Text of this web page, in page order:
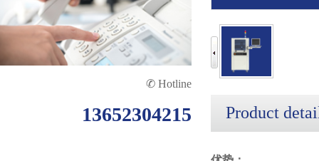
✆ Hotline
13652304215 Product